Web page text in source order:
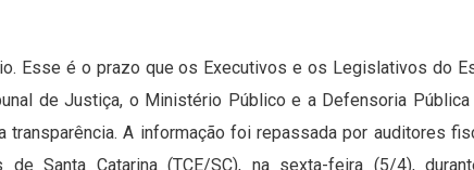
Esse é o prazo que os Executivos e os Legislativos do
de Justiça, o Ministério Público e a Defensoria
transparência. A informação foi repassada por auditores
de Santa Catarina (TCE/SC), na sexta-feira (5/4),